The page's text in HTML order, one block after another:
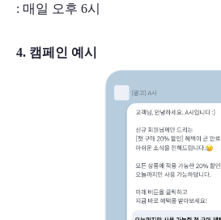
: 매일 오후 6시
4. 캠페인 예시